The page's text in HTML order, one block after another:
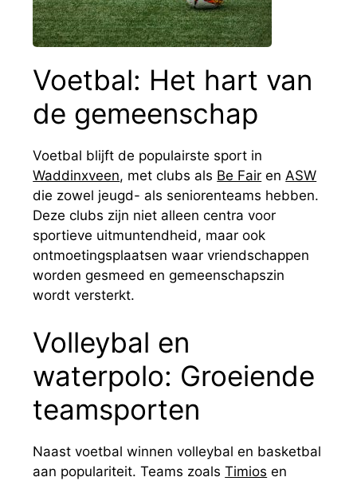
Voetbal: Het hart van
de gemeenschap
Voetbal blijft de populairste sport in
Waddinxveen, met clubs als Be Fair en ASW
die zowel jeugd- als seniorenteams hebben.
Deze clubs zijn niet alleen centra voor
sportieve uitmuntendheid, maar ook
ontmoetingsplaatsen waar vriendschappen
worden gesmeed en gemeenschapszin
wordt versterkt.
Volleybal en
waterpolo: Groeiende
teamsporten
Naast voetbal winnen volleybal en basketbal
aan populariteit. Teams zoalsTimios en